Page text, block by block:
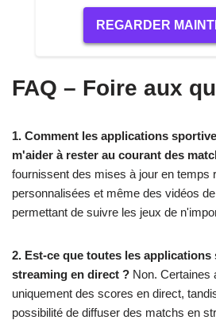
REGARDER
FAQ – Foire aux
1. Comment les applications
m'aider à rester au courant des
fournissent des mises à jour en temps
personnalisées et même des vidéos
permettant de suivre les jeux de
2. Est-ce que toutes les
streaming en direct ? Non. Certaines
uniquement des scores en direct,
possibilité de diffuser des matchs en